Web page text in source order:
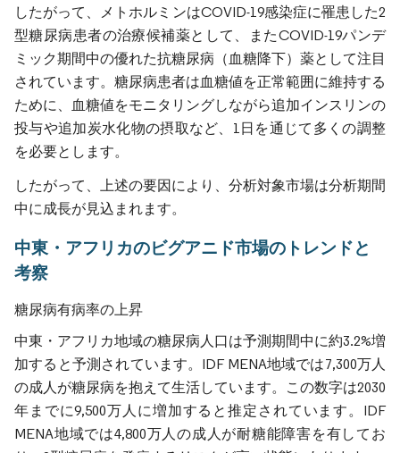
したがって、メトホルミンはCOVID-19感染症に罹患した2
型糖尿病患者の治療候補薬として、またCOVID-19パンデ
ミック期間中の優れた抗糖尿病（血糖降下）薬として注目
されています。糖尿病患者は血糖値を正常範囲に維持する
ために、血糖値をモニタリングしながら追加インスリンの
投与や追加炭水化物の摂取など、1日を通じて多くの調整
を必要とします。
したがって、上述の要因により、分析対象市場は分析期間
中に成長が見込まれます。
中東・アフリカのビグアニド市場のトレンドと
考察
糖尿病有病率の上昇
中東・アフリカ地域の糖尿病人口は予測期間中に約3.2%増
加すると予測されています。IDF MENA地域では7,300万人
の成人が糖尿病を抱えて生活しています。この数字は2030
年までに9,500万人に増加すると推定されています。IDF
MENA地域では4,800万人の成人が耐糖能障害を有してお